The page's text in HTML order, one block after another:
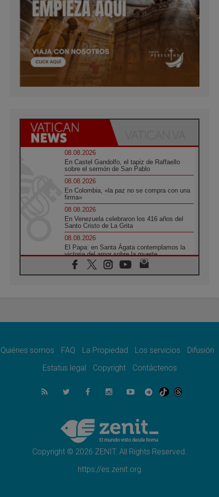
08.08.2026
En Castel Gandolfo, el tapiz de Raffaello
sobre el sermón de San Pablo
08.08.2026
En Colombia, «la paz no se compra con una
firma»
08.08.2026
En Venezuela celebraron los 416 años del
Santo Cristo de La Grita
08.08.2026
El Papa: en Santa Ágata contemplamos la
victoria del amor sobre la muerte
08.08.2026
León XIV visitará el Santuario de la Madre
07.08.2026
07.08.2026
el compromiso del cristiano"
La matanza de niños en Gaza no cesa: 300
muertos en 300 días
Tagle: La guerra desfigura el mundo, solo la
revelación de Dios lo transfigura
Quiénes somos FAQ La Propiedad Los servicios
Difusión
Estatus legal
Copyright Contáctenos
Copyright © 2026 ZENIT. All Rights Reserved.
https://es.zenit.org